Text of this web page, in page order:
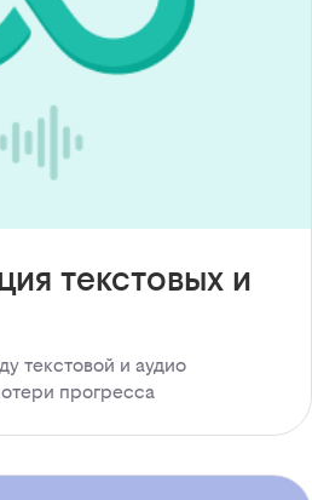
текстовых и
текстовой и аудио
прогресса